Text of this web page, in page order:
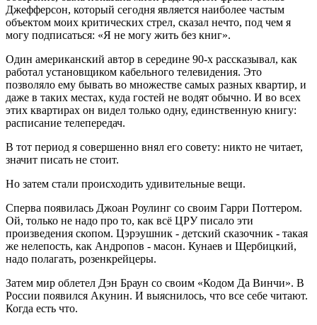
Джефферсон, который сегодня является наиболее частым
объектом моих критических стрел, сказал нечто, под чем я
могу подписаться: «Я не могу жить без книг».
Один американский автор в середине 90-х рассказывал, как
работал установщиком кабельного телевидения. Это
позволяло ему бывать во множестве самых разных квартир, и
даже в таких местах, куда гостей не водят обычно. И во всех
этих квартирах он видел только одну, единственную книгу:
расписание телепередач.
В тот период я совершенно внял его совету: никто не читает,
значит писать не стоит.
Но затем стали происходить удивительные вещи.
Сперва появилась Джоан Роулинг со своим Гарри Поттером.
Ой, только не надо про то, как всё ЦРУ писало эти
произведения скопом. Цэрэушник - детский сказочник - такая
же нелепость, как Андропов - масон. Кунаев и Щербицкий,
надо полагать, розенкрейцеры.
Затем мир облетел Дэн Браун со своим «Кодом Да Винчи». В
России появился Акунин. И выяснилось, что все себе читают.
Когда есть что.